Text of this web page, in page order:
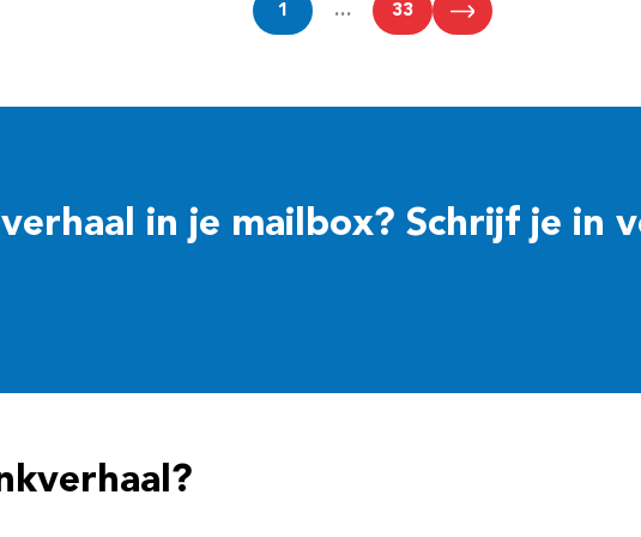
1 … 33
in je mailbox? Schrijf je in